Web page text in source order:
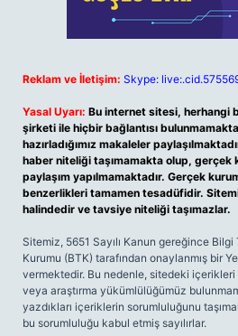
Reklam ve İletişim: Skype:
Yasal Uyarı: Bu internet sitesi, herhangi
şirketi ile hiçbir bağlantısı
hazırladığımız makaleler
haber niteliği taşımamakta olup, gerçek
paylaşım yapılmamaktadır. Gerçek
benzerlikleri tamamen tesadüfidir.
halindedir ve tavsiye niteliği taşımazlar.
Sitemiz, 5651 Sayılı Kanun gereğince
Kurumu (BTK) tarafından onaylanmış bir
vermektedir. Bu nedenle, sitedeki
veya araştırma yükümlülüğümüz
yazdıkları içeriklerin sorumluluğunu
bu sorumluluğu kabul etmiş sayılırlar.